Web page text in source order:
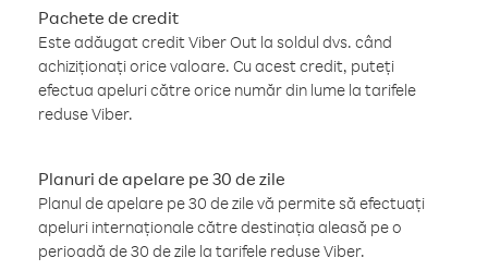
Pachete de credit
Este adăugat credit Viber Out la soldul dvs. când
achiziționați orice valoare. Cu acest credit, puteți
efectua apeluri către orice număr din lume la tarifele
reduse Viber.
Planuri de apelare pe 30 de zile
Planul de apelare pe 30 de zile vă permite să efectuați
apeluri internaționale către destinația aleasă pe o
perioadă de 30 de zile la tarifele reduse Viber.